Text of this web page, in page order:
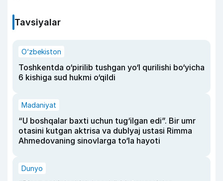
Tavsiyalar
O‘zbekiston
Toshkentda o‘pirilib tushgan yo‘l qurilishi bo‘yicha
6 kishiga sud hukmi o‘qildi
Madaniyat
“U boshqalar baxti uchun tug‘ilgan edi”. Bir umr
otasini kutgan aktrisa va dublyaj ustasi Rimma
Ahmedovaning sinovlarga to‘la hayoti
Dunyo